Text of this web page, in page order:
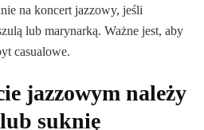
na koncert jazzowy, jeśli
lub marynarką. Ważne jest, aby
casualowe.
jazzowym należy
suknię